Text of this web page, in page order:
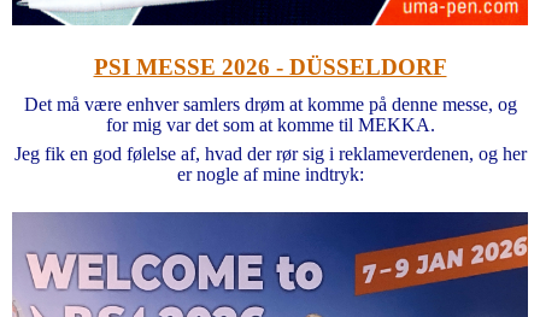
PSI MESSE 2026 - DÜSSELDORF
Det må være enhver samlers drøm at komme på denne messe, og
for mig var det som at komme til MEKKA.
Jeg fik en god følelse af, hvad der rør sig i reklameverdenen, og her
er nogle af mine indtryk: